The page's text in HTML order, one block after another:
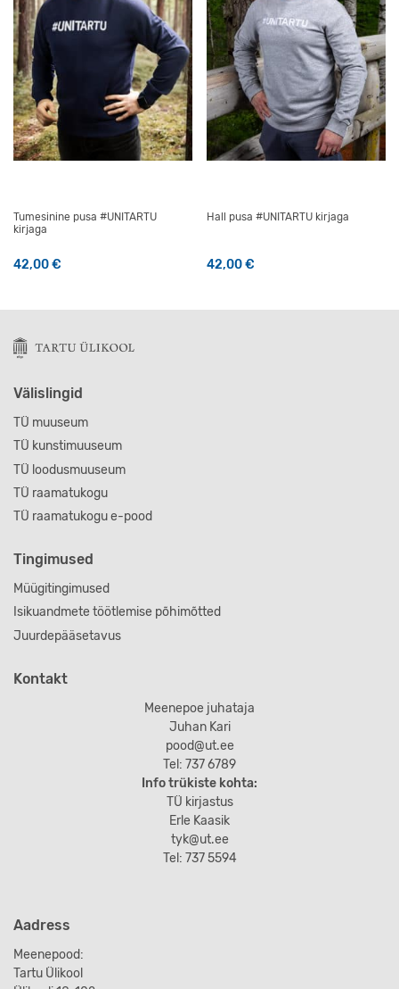
Tumesinine pusa #UNITARTU
kirjaga
42,00€
Hall pusa #UNITARTU kirjaga
42,00€
Välislingid
TÜ muuseum
TÜ kunstimuuseum
TÜ loodusmuuseum
TÜ raamatukogu
TÜ raamatukogu e-pood
Tingimused
Müügitingimused
Isikuandmete töötlemise põhimõtted
Juurdepääsetavus
Kontakt
Meenepoe juhataja
Juhan Kari
pood@ut.ee
Tel: 737 6789
Info trükiste kohta:
TÜ kirjastus
Erle Kaasik
tyk@ut.ee
Tel: 737 5594
Aadress
Meenepood:
Tartu Ülikool